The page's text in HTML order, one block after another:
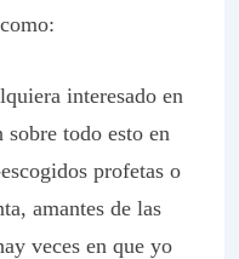
interesado en
todo esto en
profetas o
amantes de las
veces en que yo